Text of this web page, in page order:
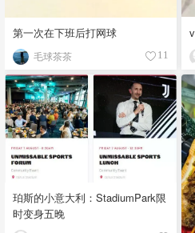
第一次在下班后打网球
毛球茶茶 11
珀斯的小意大利：StadiumPark限
时变身五晚